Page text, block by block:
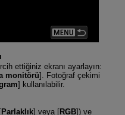
ettiğiniz ekranı ayarlayın:
monitörü]. Fotoğraf çekimi
] kullanılabilir.
Parlaklık] veya [RGB]) ve